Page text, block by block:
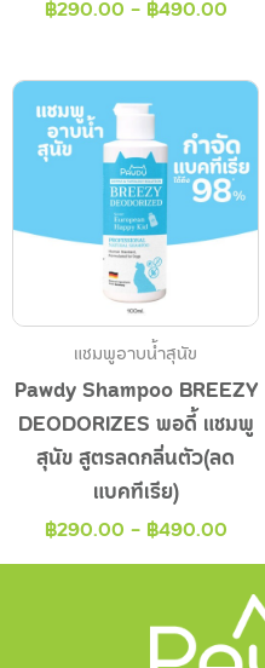
฿290.00 - ฿490.00
แชมพูอาบน้ำสุนัข
Pawdy Shampoo BREEZY
DEODORIZES พอดี้ แชมพู
สุนัข สูตรลดกลิ่นตัว(ลด
แบคทีเรีย)
฿290.00 - ฿490.00